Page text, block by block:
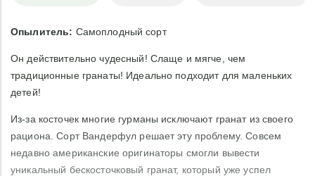
Опылитель: Самоплодный сорт
Он действительно чудесный! Слаще и мягче, чем
традиционные гранаты! Идеально подходит для маленьких
детей!
Из-за косточек многие гурманы исключают гранат из своего
рациона. Сорт Вандерфул решает эту проблему. Совсем
недавно американские оригинаторы смогли вывести
уникальный бескосточковый гранат, который уже успел